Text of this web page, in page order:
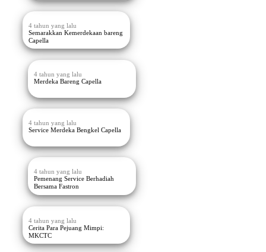
4 tahun yang lalu
Semarakkan Kemerdekaan bareng
Capella
4 tahun yang lalu
Merdeka Bareng Capella
4 tahun yang lalu
Service Merdeka Bengkel Capella
4 tahun yang lalu
Pemenang Service Berhadiah
Bersama Fastron
4 tahun yang lalu
Cerita Para Pejuang Mimpi:
MKCTC